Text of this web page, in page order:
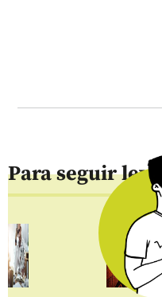
Para seguir